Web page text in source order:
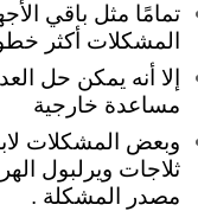
تمامًا مثل باقي
المشكلات أكثر
إلا أنه يمكن حل
مساعدة خارجية
وبعض المشكلات
ثلاجات ويرلبول
مصدر المشكلة .